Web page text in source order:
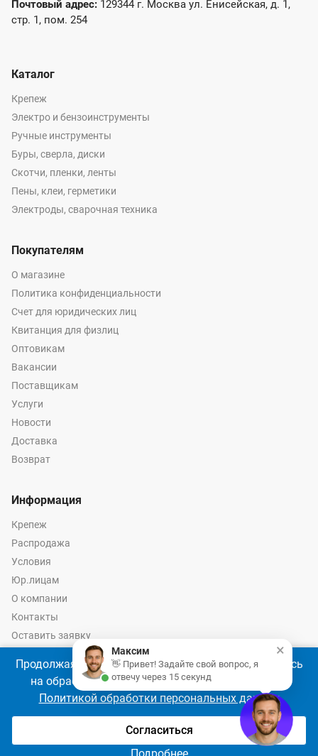
Почтовый адрес: 129344 г. Москва ул. Енисейская, д. 1,
стр. 1, пом. 254
Каталог
Крепеж
Электро и бензоинструменты
Ручные инструменты
Буры, сверла, диски
Скотчи, пленки, ленты
Пены, клеи, герметики
Электроды, сварочная техника
Покупателям
О магазине
Политика конфиденциальности
Счет для юридических лиц
Квитанция для физлиц
Оптовикам
Вакансии
Поставщикам
Услуги
Новости
Доставка
Возврат
Информация
Крепеж
Распродажа
Условия
Юр.лицам
О компании
Контакты
Оставить заявку
Калькулятор крепежа
© 2026 год Оптово-розничные продажи крепежа и инструмента -
Ремкреп.ру
Продолжая использовать наш сайт, Вы соглашаетесь
на обработку файлов cookie 🍪 в соответствии с
Политикой обработки персональных данных
Согласиться
×
Максим
👋 Привет! Задайте свой вопрос, я
отвечу через 15 секунд